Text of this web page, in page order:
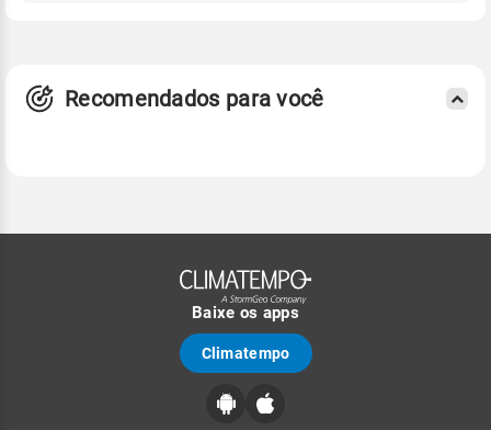
Recomendados para você
Baixe os apps
Climatempo